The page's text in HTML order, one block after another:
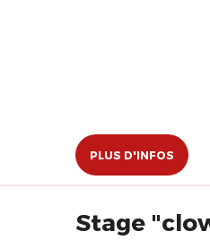
PLUS D'INFOS
Stage